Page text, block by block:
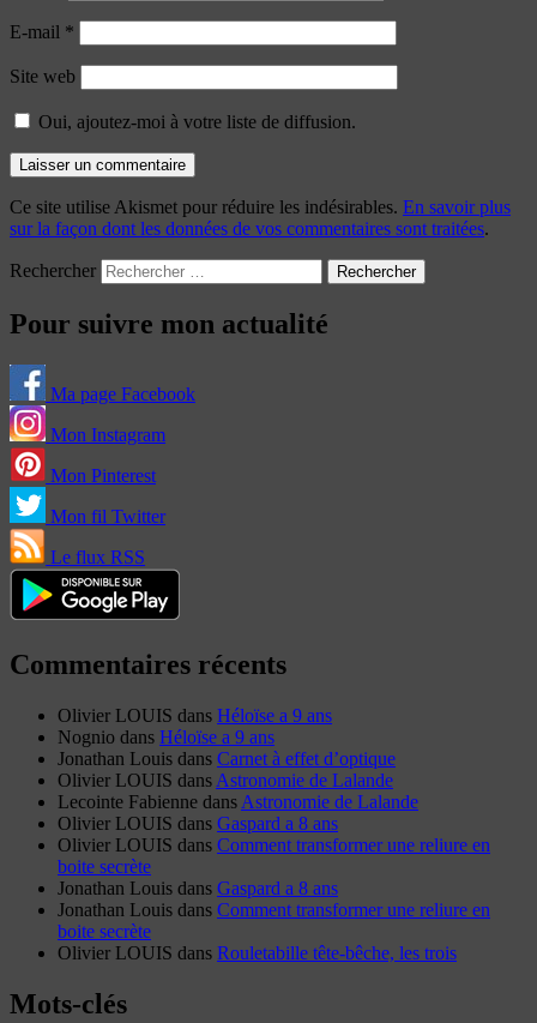
E-mail *
Site web
Oui, ajoutez-moi à votre liste de diffusion.
Ce site utilise Akismet pour réduire les indésirables. En savoir plus
sur la façon dont les données de vos commentaires sont traitées.
Rechercher
Pour suivre mon actualité
Ma page Facebook
Mon Instagram
Mon Pinterest
Mon fil Twitter
Le flux RSS
Commentaires récents
Olivier LOUIS dans Héloïse a 9 ans
Nognio dans Héloïse a 9 ans
Jonathan Louis dans Carnet à effet d’optique
Olivier LOUIS dans Astronomie de Lalande
Lecointe Fabienne dans Astronomie de Lalande
Olivier LOUIS dans Gaspard a 8 ans
Olivier LOUIS dans Comment transformer une reliure en
boite secrète
Jonathan Louis dans Gaspard a 8 ans
Jonathan Louis dans Comment transformer une reliure en
boite secrète
Olivier LOUIS dans Rouletabille tête-bêche, les trois
Mots-clés